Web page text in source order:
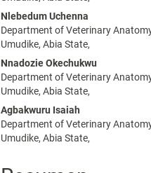
del
artículo
Nlebedum Uchenna
Department of Veterinary
Umudike, Abia State,
Nnadozie Okechukwu
Department of Veterinary
Umudike, Abia State,
Agbakwuru Isaiah
Department of Veterinary
Umudike, Abia State,